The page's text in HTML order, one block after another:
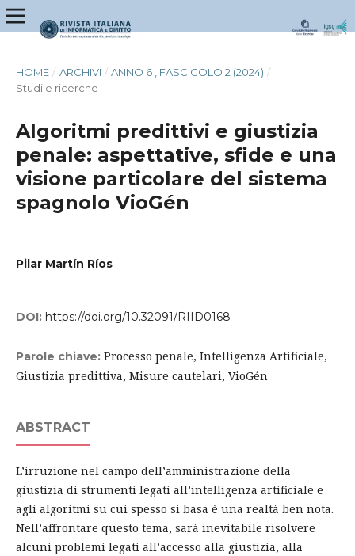
HOME / ARCHIVI / ANNO 6 , FASCICOLO 2 (2024) /
Studi e ricerche
Algoritmi predittivi e giustizia
penale: aspettative, sfide e una
visione particolare del sistema
spagnolo VioGén
Pilar Martín Ríos
DOI: https://doi.org/10.32091/RIID0168
Parole chiave: Processo penale, Intelligenza Artificiale,
Giustizia predittiva, Misure cautelari, VioGén
ABSTRACT
L’irruzione nel campo dell’amministrazione della
giustizia di strumenti legati all’intelligenza artificiale e
agli algoritmi su cui spesso si basa è una realtà ben nota.
Nell’affrontare questo tema, sarà inevitabile risolvere
alcuni problemi legati all’accesso alla giustizia, alla